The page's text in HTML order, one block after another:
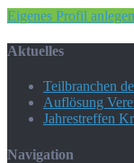
Eigenes Profil anlegen
Aktuelles
Teilbranchen
Auflösung
Jahrestreffen
Navigation